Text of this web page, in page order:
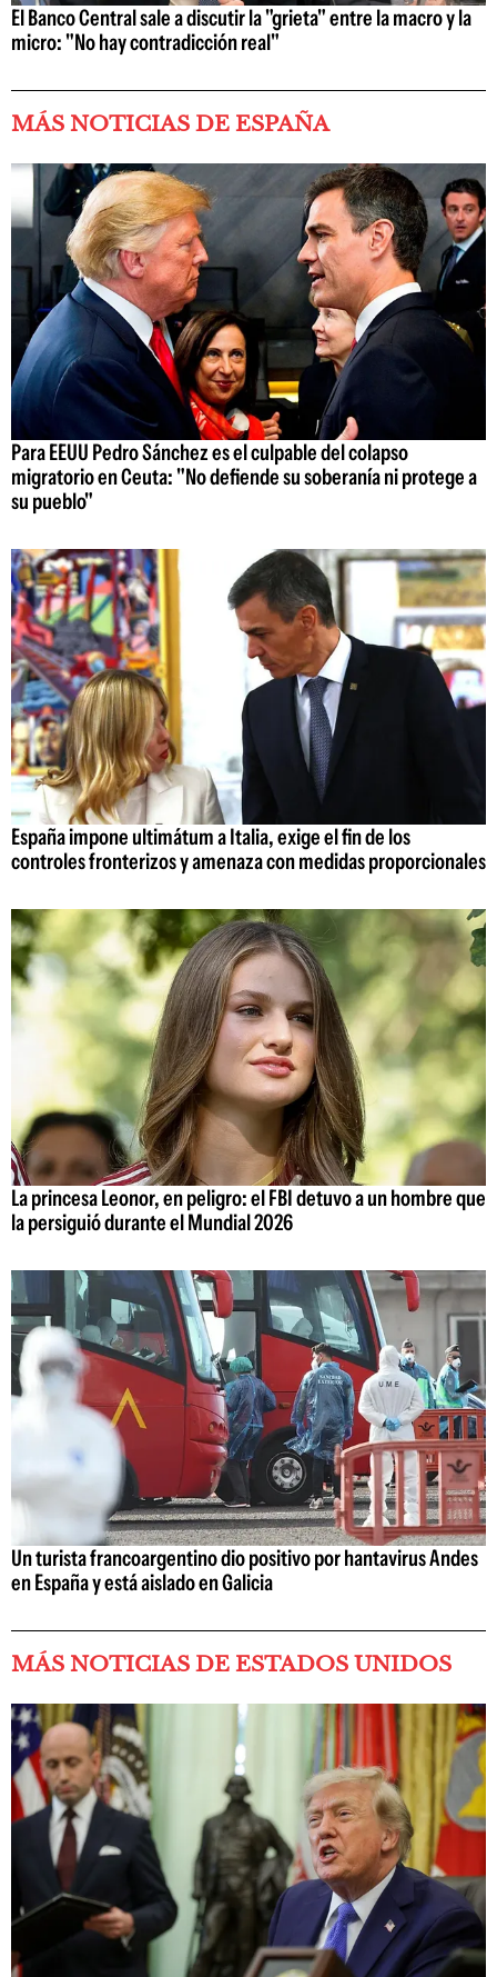
El Banco Central sale a discutir la "grieta" entre la macro y la
micro: "No hay contradicción real"
MÁS NOTICIAS DE ESPAÑA
Para EEUU Pedro Sánchez es el culpable del colapso
migratorio en Ceuta: "No defiende su soberanía ni protege a
su pueblo"
España impone ultimátum a Italia, exige el fin de los
controles fronterizos y amenaza con medidas proporcionales
La princesa Leonor, en peligro: el FBI detuvo a un hombre que
la persiguió durante el Mundial 2026
Un turista francoargentino dio positivo por hantavirus Andes
en España y está aislado en Galicia
MÁS NOTICIAS DE ESTADOS UNIDOS